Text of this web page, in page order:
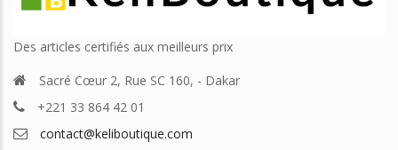
Des articles certifiés aux meilleurs prix
Sacré Cœur 2, Rue SC 160, - Dakar
+221 33 864 42 01
contact@keliboutique.com